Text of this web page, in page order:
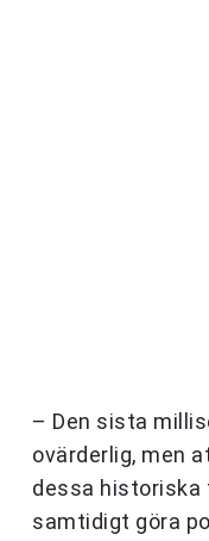
– Den sista
ovärderlig, men
dessa historiska
samtidigt göra